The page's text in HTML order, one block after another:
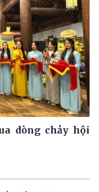
dòng chảy hội